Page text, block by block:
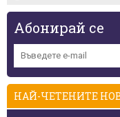
Абонирай се
НАЙ-ЧЕТЕНИТЕ